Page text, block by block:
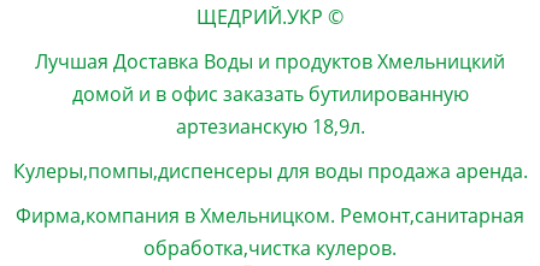
ЩЕДРИЙ.УКР ©
Лучшая Доставка Воды и продуктовХмельницкий
домой и в офис заказатьбутилированную
артезианскую 18,9л.
Кулеры,помпы,диспенсеры для воды продажа аренда.
Фирма,компания в Хмельницком. Ремонт,санитарная
обработка,чистка кулеров.